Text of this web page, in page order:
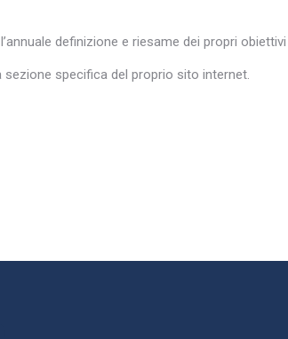
definizione e riesame dei propri
specifica del proprio sito internet.